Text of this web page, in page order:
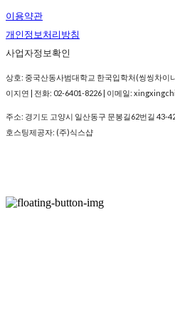
이용약관
개인정보처리방침
사업자정보확인
상호: 중국산동사범대학교 한국입학처(씽씽차이
이지연 | 전화: 02-6401-8226 | 이메일:
주소: 경기도 고양시 일산동구 문봉길62번길 43-
호스팅제공자: (주)식스샵